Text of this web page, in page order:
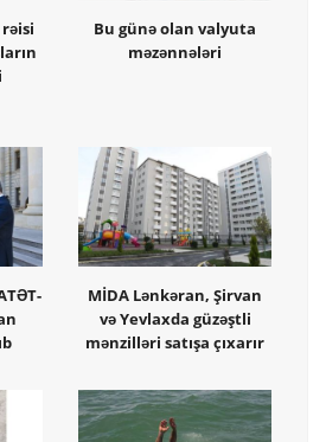
Bu günə olan valyuta
məzənnələri
MİDA Lənkəran, Şirvan
və Yevlaxda güzəştli
mənzilləri satışa çıxarır